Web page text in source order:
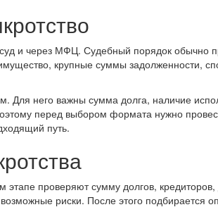
и через МФЦ. Судебный порядок обычно
крупные суммы задолженности,
Для него важны сумма долга, наличие
перед выбором формата нужно
путь.
этапе проверяют сумму долгов,
риски. После этого подбирается